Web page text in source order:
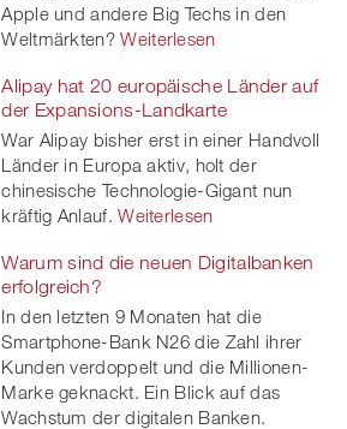
Apple und andere Big Techs in den
Weltmärkten? Weiterlesen
Alipay hat 20 europäische Länder auf
der Expansions-Landkarte
War Alipay bisher erst in einer Handvoll
Länder in Europa aktiv, holt der
chinesische Technologie-Gigant nun
kräftig Anlauf. Weiterlesen
Warum sind die neuen Digitalbanken
erfolgreich?
In den letzten 9 Monaten hat die
Smartphone-Bank N26 die Zahl ihrer
Kunden verdoppelt und die Millionen-
Marke geknackt. Ein Blick auf das
Wachstum der digitalen Banken.